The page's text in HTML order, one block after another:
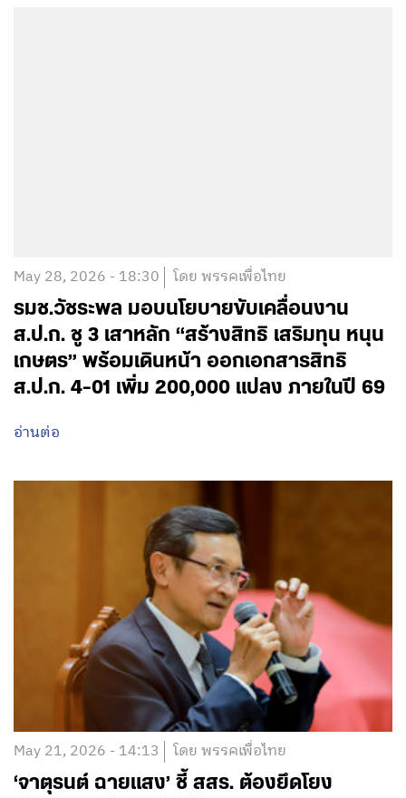
May 28, 2026 - 18:30 โดย พรรคเพื่อไทย
รมช.วัชระพล มอบนโยบายขับเคลื่อนงาน
ส.ป.ก. ชู 3 เสาหลัก “สร้างสิทธิ เสริมทุน หนุน
เกษตร” พร้อมเดินหน้า ออกเอกสารสิทธิ
ส.ป.ก. 4-01 เพิ่ม 200,000 แปลง ภายในปี 69
อ่านต่อ
May 21, 2026 - 14:13 โดย พรรคเพื่อไทย
‘จาตุรนต์ ฉายแสง’ ชี้ สสร. ต้องยึดโยง